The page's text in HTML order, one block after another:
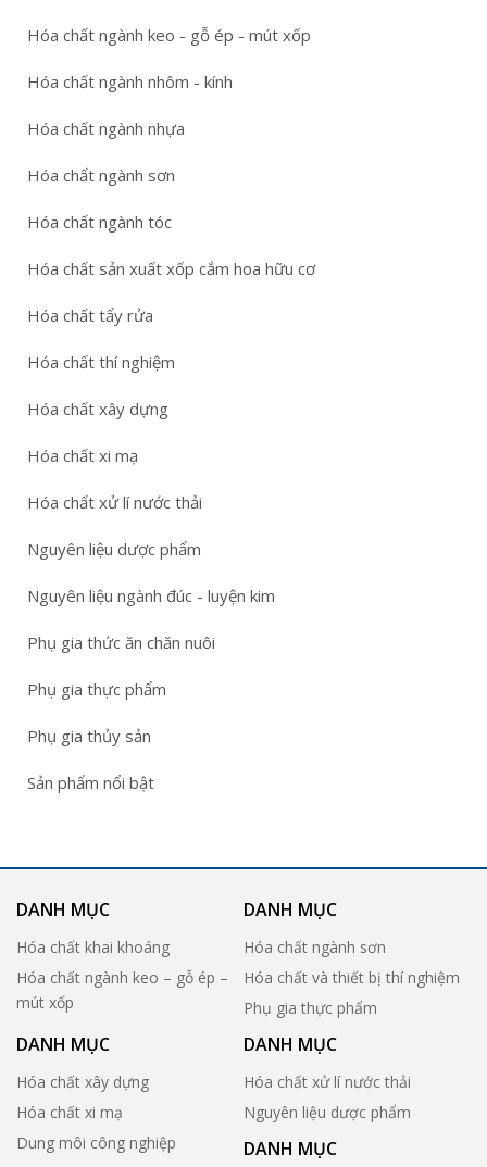
Hóa chất ngành keo - gỗ ép - mút xốp
Hóa chất ngành nhôm - kính
Hóa chất ngành nhựa
Hóa chất ngành sơn
Hóa chất ngành tóc
Hóa chất sản xuất xốp cắm hoa hữu cơ
Hóa chất tẩy rửa
Hóa chất thí nghiệm
Hóa chất xây dựng
Hóa chất xi mạ
Hóa chất xử lí nước thải
Nguyên liệu dược phẩm
Nguyên liệu ngành đúc - luyện kim
Phụ gia thức ăn chăn nuôi
Phụ gia thực phẩm
Phụ gia thủy sản
Sản phẩm nổi bật
DANH MỤC
Hóa chất khai khoáng
Hóa chất ngành keo – gỗ ép –
mút xốp
DANH MỤC
Hóa chất ngành sơn
Hóa chất và thiết bị thí nghiệm
Phụ gia thực phẩm
DANH MỤC
Hóa chất xây dựng
Hóa chất xi mạ
Dung môi công nghiệp
DANH MỤC
Hóa chất xử lí nước thải
Nguyên liệu dược phẩm
DANH MỤC